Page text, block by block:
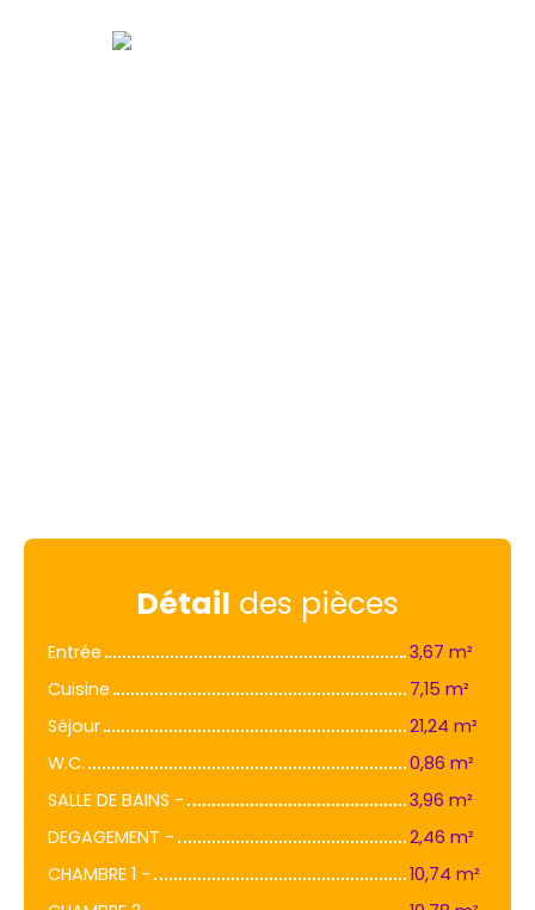
Détail des pièces
Entrée
3,67 m²
Cuisine
7,15 m²
Séjour
21,24 m²
W.C.
0,86 m²
SALLE DE BAINS -
3,96 m²
DEGAGEMENT -
2,46 m²
CHAMBRE 1 -
10,74 m²